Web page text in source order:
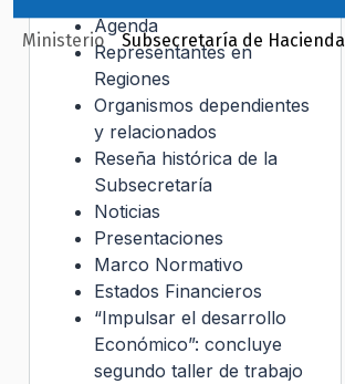
Ministerio Subsecretaría de Hacienda
Agenda
Representantes en
Regiones
Organismos dependientes
y relacionados
Reseña histórica de la
Subsecretaría
Noticias
Presentaciones
Marco Normativo
Estados Financieros
“Impulsar el desarrollo
Económico”: concluye
segundo taller de trabajo